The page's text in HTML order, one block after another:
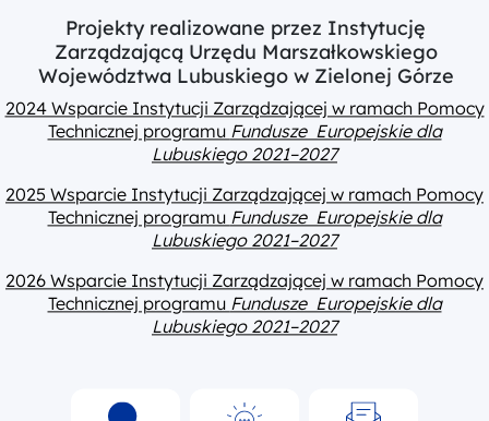
Projekty realizowane przez Instytucję
Zarządzającą Urzędu Marszałkowskiego
Województwa Lubuskiego w Zielonej Górze
2024 Wsparcie Instytucji Zarządzającej w ramach Pomocy
Technicznej programu Fundusze Europejskie dla
Lubuskiego 2021–2027
2025 Wsparcie Instytucji Zarządzającej w ramach Pomocy
Technicznej programu Fundusze Europejskie dla
Lubuskiego 2021–2027
2026 Wsparcie Instytucji Zarządzającej w ramach Pomocy
Technicznej programu Fundusze Europejskie dla
Lubuskiego 2021–2027